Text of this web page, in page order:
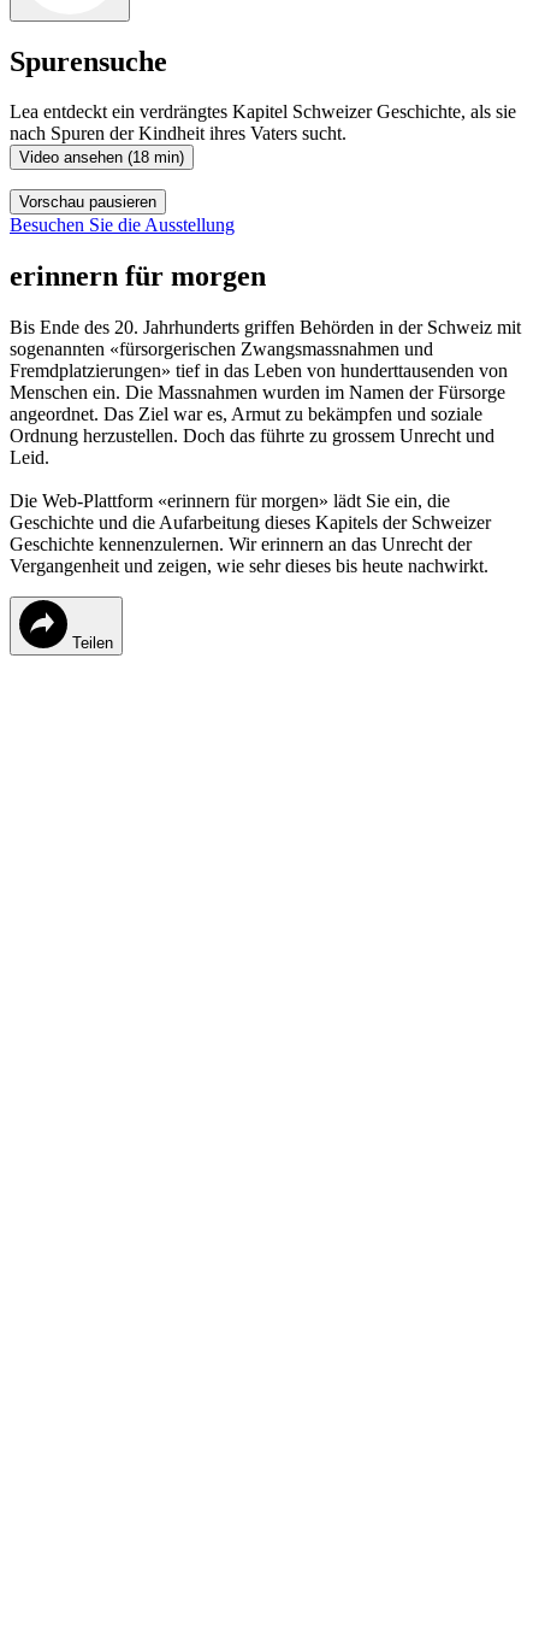
Spurensuche
Lea entdeckt ein verdrängtes Kapitel Schweizer Geschichte, als sie
nach Spuren der Kindheit ihres Vaters sucht.
Video ansehen (18 min)
Vorschau pausieren
Besuchen Sie die Ausstellung
erinnern für morgen
Bis Ende des 20. Jahrhunderts griffen Behörden in der Schweiz mit
sogenannten «fürsorgerischen Zwangsmassnahmen und
Fremdplatzierungen» tief in das Leben von hunderttausenden von
Menschen ein. Die Massnahmen wurden im Namen der Fürsorge
angeordnet. Das Ziel war es, Armut zu bekämpfen und soziale
Ordnung herzustellen. Doch das führte zu grossem Unrecht und
Leid.
Die Web-Plattform «erinnern für morgen» lädt Sie ein, die
Geschichte und die Aufarbeitung dieses Kapitels der Schweizer
Geschichte kennenzulernen. Wir erinnern an das Unrecht der
Vergangenheit und zeigen, wie sehr dieses bis heute nachwirkt.
Teilen